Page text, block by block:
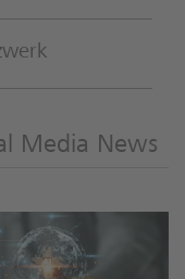
Media News